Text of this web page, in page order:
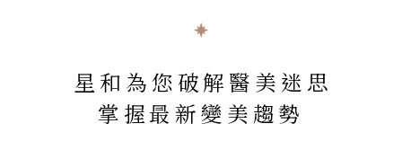
星和為您破解醫美迷思
掌握最新變美趨勢